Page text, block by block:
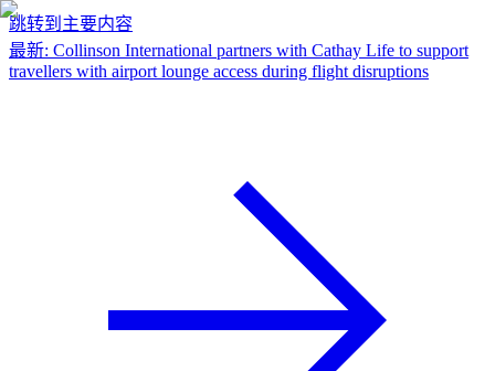
跳转到主要内容
最新: Collinson International partners with Cathay Life to support
travellers with airport lounge access during flight disruptions